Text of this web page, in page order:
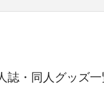
誌・同人グッズ